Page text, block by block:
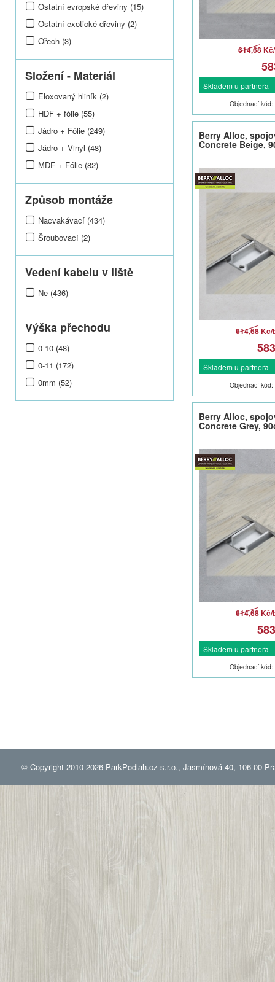
Ostatní evropské dřeviny (15)
Ostatní exotické dřeviny (2)
Ořech (3)
Složení - Materiál
Eloxovaný hliník (2)
HDF + fólie (55)
Jádro + Fólie (249)
Jádro + Vinyl (48)
MDF + Fólie (82)
Způsob montáže
Nacvakávací (434)
Šroubovací (2)
Vedení kabelu v liště
Ne (436)
Výška přechodu
0-10 (48)
0-11 (172)
0mm (52)
614,68 Kč
Skladem u partnera
Objednací
Berry Alloc,
Concrete Beige,
614,68 Kč/
Skladem u partnera
Objednací
Berry Alloc,
Concrete Grey,
614,68 Kč/
Skladem u partnera
Objednací
© Copyright 2010-2026 ParkPodlah.cz s.r.o., Jasmínová 40, 106 00